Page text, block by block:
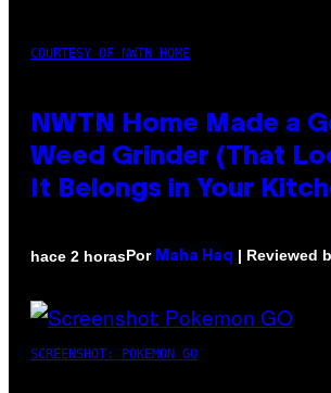
COURTESY OF NWTN HOME
NWTN Home Made a
Weed Grinder (That
It Belongs in Your
hace 2 horasPor Maha Haq | Reviewed
SCREENSHOT: POKEMON GO